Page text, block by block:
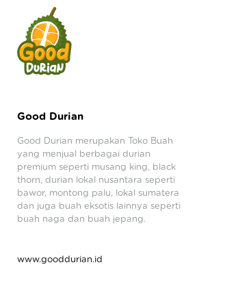
Good Durian
Good Durian merupakan Toko Buah
yang menjual berbagai durian
premium seperti musang king, black
thorn, durian lokal nusantara seperti
bawor, montong palu, lokal sumatera
dan juga buah eksotis lainnya seperti
buah naga dan buah jepang.
www.gooddurian.id